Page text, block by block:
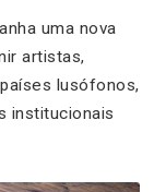
uma nova
artistas,
lusófonos,
institucionais